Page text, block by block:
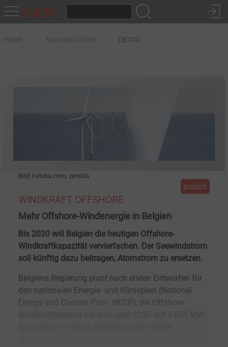
DETAIL
Bild: Fotolia.com, zentilia
zurück
WINDKRAFT OFFSHORE
Mehr Offshore-Windenergie in Belgien
Bis 2030 will Belgien die heutigen Offshore-
Windkraftkapazität vervierfachen. Der Seewindstrom
soll künftig dazu beitragen, Atomstrom zu ersetzen.
Belgiens Regierung plant nach ersten Entwürfen für
den nationalen Energie- und Klimaplan (National
Energy and Climate Plan - NECP), die Offshore-